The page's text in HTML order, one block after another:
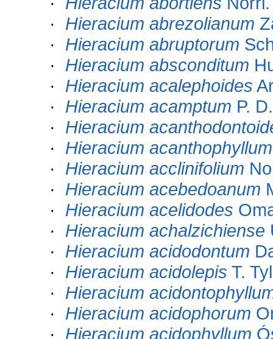
· Hieracium abrezolianum
· Hieracium abruptorum
· Hieracium absconditum
· Hieracium acalephoides
· Hieracium acamptum P.
· Hieracium
· Hieracium acanthophyllum
· Hieracium acclinifolium
· Hieracium acebedoanum
· Hieracium acelidodes
· Hieracium achalzichiense
· Hieracium acidodontum
· Hieracium acidolepis T.
· Hieracium
· Hieracium acidophorum
· Hieracium acidophyllum